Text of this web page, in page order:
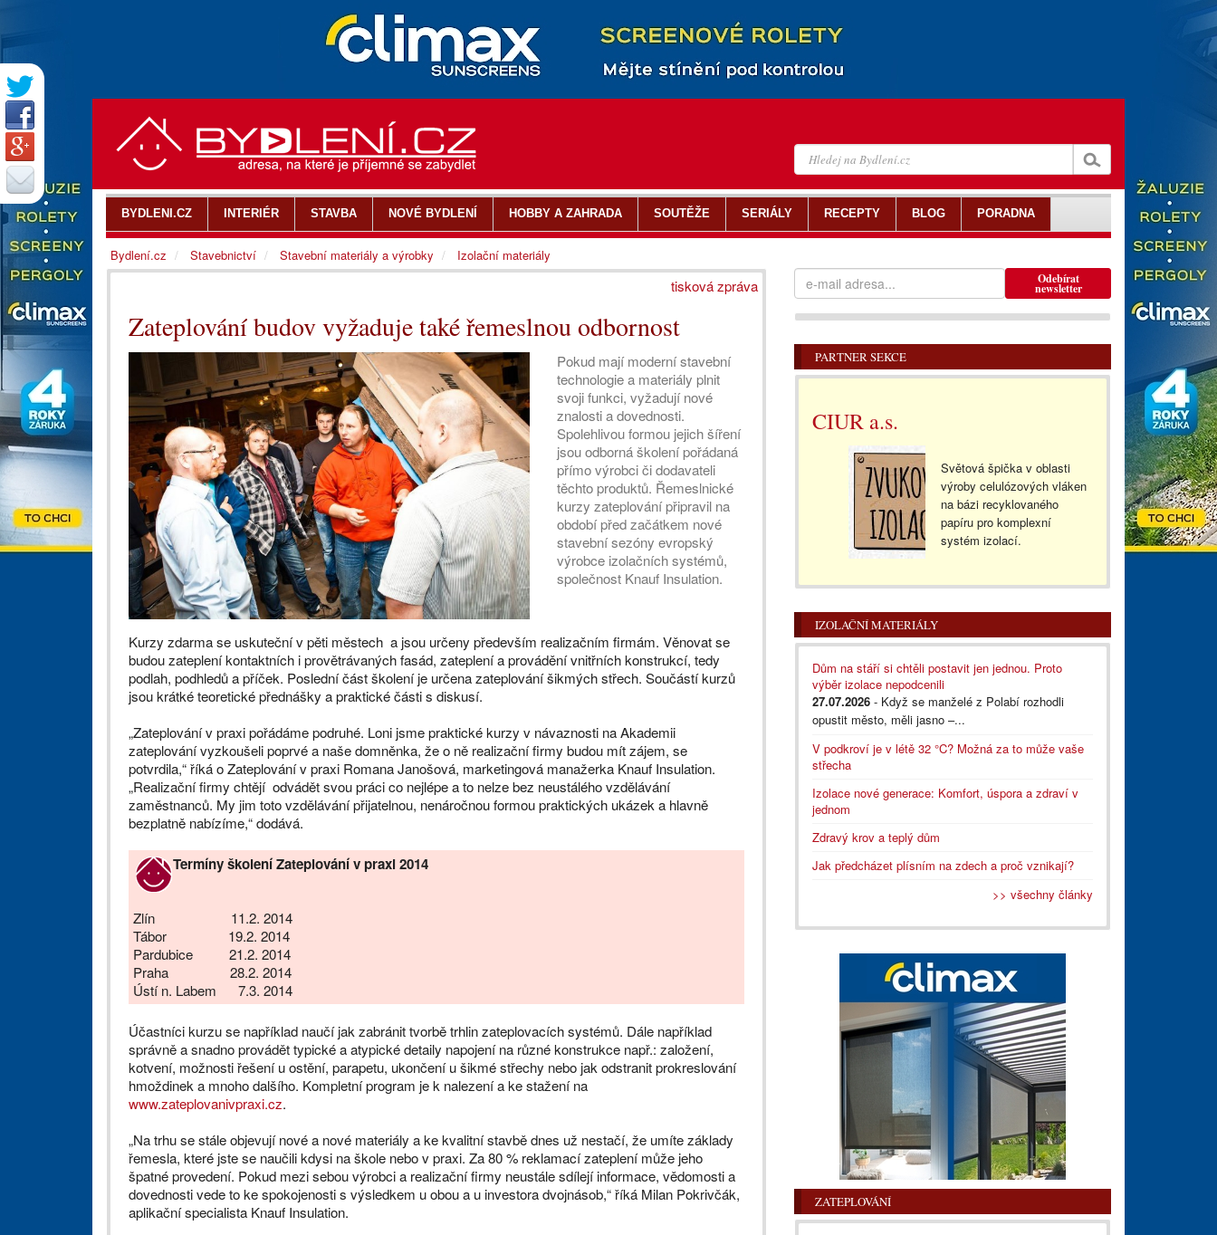
tisková zpráva
Zateplování budov vyžaduje také řemeslnou odbornost
Pokud mají moderní stavební
technologie a materiály plnit
svoji funkci, vyžadují nové
znalosti a dovednosti.
Spolehlivou formou jejich šíření
jsou odborná školení pořádaná
přímo výrobci či dodavateli
těchto produktů. Řemeslnické
kurzy zateplování připravil na
období před začátkem nové
stavební sezóny evropský
výrobce izolačních systémů,
společnost Knauf Insulation.
Kurzy zdarma se uskuteční v pěti městech a jsou určeny především realizačním firmám. Věnovat se
budou zateplení kontaktních i provětrávaných fasád, zateplení a provádění vnitřních konstrukcí, tedy
podlah, podhledů a příček. Poslední část školení je určena zateplování šikmých střech. Součástí kurzů
jsou krátké teoretické přednášky a praktické části s diskusí.
„Zateplování v praxi pořádáme podruhé. Loni jsme praktické kurzy v návaznosti na Akademii
zateplování vyzkoušeli poprvé a naše domněnka, že o ně realizační firmy budou mít zájem, se
potvrdila,“ říká o Zateplování v praxi Romana Janošová, marketingová manažerka Knauf Insulation.
„Realizační firmy chtějí odvádět svou práci co nejlépe a to nelze bez neustálého vzdělávání
zaměstnanců. My jim toto vzdělávání přijatelnou, nenáročnou formou praktických ukázek a hlavně
bezplatně nabízíme,“ dodává.
Termíny školení Zateplování v praxi 2014
Zlín 11.2. 2014
Tábor 19.2. 2014
Pardubice 21.2. 2014
Praha 28.2. 2014
Ústí n. Labem 7.3. 2014
Účastníci kurzu se například naučí jak zabránit tvorbě trhlin zateplovacích systémů. Dále například
správně a snadno provádět typické a atypické detaily napojení na různé konstrukce např.: založení,
kotvení, možnosti řešení u ostění, parapetu, ukončení u šikmé střechy nebo jak odstranit prokreslování
hmoždinek a mnoho dalšího. Kompletní program je k nalezení a ke stažení na
www.zateplovanivpraxi.cz.
„Na trhu se stále objevují nové a nové materiály a ke kvalitní stavbě dnes už nestačí, že umíte základy
řemesla, které jste se naučili kdysi na škole nebo v praxi. Za 80 % reklamací zateplení může jeho
špatné provedení. Pokud mezi sebou výrobci a realizační firmy neustále sdílejí informace, vědomosti a
dovednosti vede to ke spokojenosti s výsledkem u obou a u investora dvojnásob,“ říká Milan Pokrivčák,
aplikační specialista Knauf Insulation.
Odebírat
newsletter
PARTNER SEKCE
CIUR a.s.
Světová špička v oblasti
výroby celulózových vláken
na bázi recyklovaného
papíru pro komplexní
systém izolací.
IZOLAČNÍ MATERIÁLY
Dům na stáří si chtěli postavit jen jednou. Proto
výběr izolace nepodcenili
27.07.2026 - Když se manželé z Polabí rozhodli
opustit město, měli jasno –...
V podkroví je v létě 32 °C? Možná za to může vaše
střecha
Izolace nové generace: Komfort, úspora a zdraví v
jednom
Zdravý krov a teplý dům
Jak předcházet plísním na zdech a proč vznikají?
>> všechny články
ZATEPLOVÁNÍ
BYDLENI.CZ INTERIÉR STAVBA NOVÉ BYDLENÍ HOBBY A ZAHRADA SOUTĚŽE SERIÁLY RECEPTY BLOG PORADNA
Bydlení.cz Stavebnictví Stavební materiály a výrobky Izolační materiály